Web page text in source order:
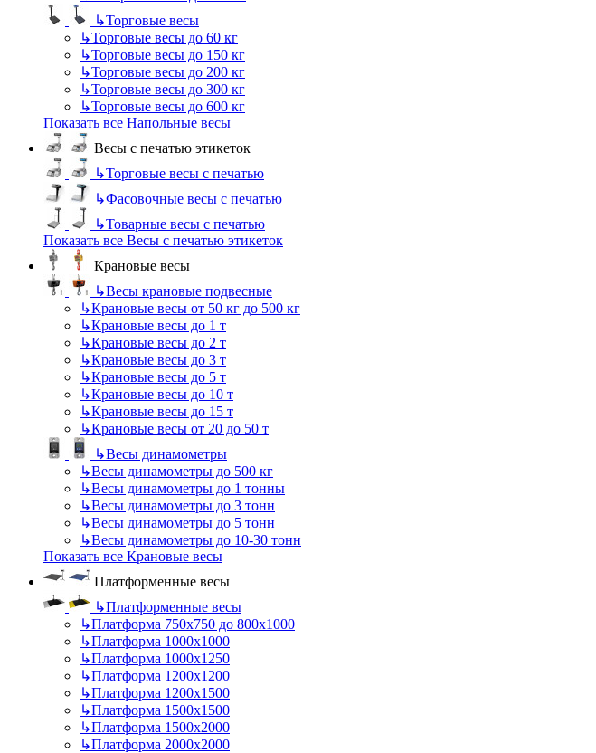
↳Торговые весы
↳Торговые весы до 60 кг
↳Торговые весы до 150 кг
↳Торговые весы до 200 кг
↳Торговые весы до 300 кг
↳Торговые весы до 600 кг
Показать все Напольные весы
Весы с печатью этикеток
↳Торговые весы с печатью
↳Фасовочные весы с печатью
↳Товарные весы с печатью
Показать все Весы с печатью этикеток
Крановые весы
↳Весы крановые подвесные
↳Крановые весы от 50 кг до 500 кг
↳Крановые весы до 1 т
↳Крановые весы до 2 т
↳Крановые весы до 3 т
↳Крановые весы до 5 т
↳Крановые весы до 10 т
↳Крановые весы до 15 т
↳Крановые весы от 20 до 50 т
↳Весы динамометры
↳Весы динамометры до 500 кг
↳Весы динамометры до 1 тонны
↳Весы динамометры до 3 тонн
↳Весы динамометры до 5 тонн
↳Весы динамометры до 10-30 тонн
Показать все Крановые весы
Платформенные весы
↳Платформенные весы
↳Платформа 750х750 до 800х1000
↳Платформа 1000х1000
↳Платформа 1000х1250
↳Платформа 1200х1200
↳Платформа 1200х1500
↳Платформа 1500х1500
↳Платформа 1500х2000
↳Платформа 2000х2000